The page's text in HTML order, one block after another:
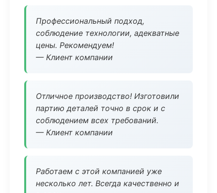
Профессиональный подход,
соблюдение технологии, адекватные
цены. Рекомендуем!
— Клиент компании
Отличное производство! Изготовили
партию деталей точно в срок и с
соблюдением всех требований.
— Клиент компании
Работаем с этой компанией уже
несколько лет. Всегда качественно и